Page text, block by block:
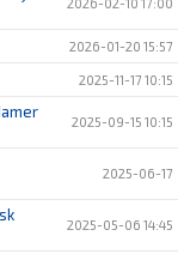
2026-01-20 15:57
2025-11-17 10:15
2025-09-15 10:15
2025-06-17
2025-05-06 14:45